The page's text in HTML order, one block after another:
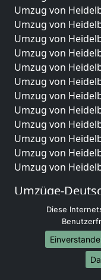
Umzug von
Umzug von
Umzug von
Umzug von
Umzug von
Umzug von
Umzug von
Umzug von
Umzug von
Umzug von
Umzug von
Umzug von
Umzüge-
Umzug von
Umzug von
Umzug von
Umzug von
Umzug von
Diese